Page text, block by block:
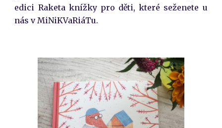
edici Raketa knížky pro děti, které seženete u
nás v MiNiKVaRiáTu.